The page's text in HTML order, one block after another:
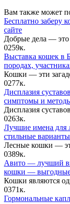
Вам также может
Бесплатно заберу
сайте
Добрые дела — это
0259к.
Выставка кошек в
породах,
Кошки — эти
0277к.
Дисплазия
симптомы и
Дисплазия
0263к.
Лучшие имена для
стильные
Лесные кошки —
0389к.
Авито — лучший
кошки — выгодные
Кошки являются
0371к.
Гормональные